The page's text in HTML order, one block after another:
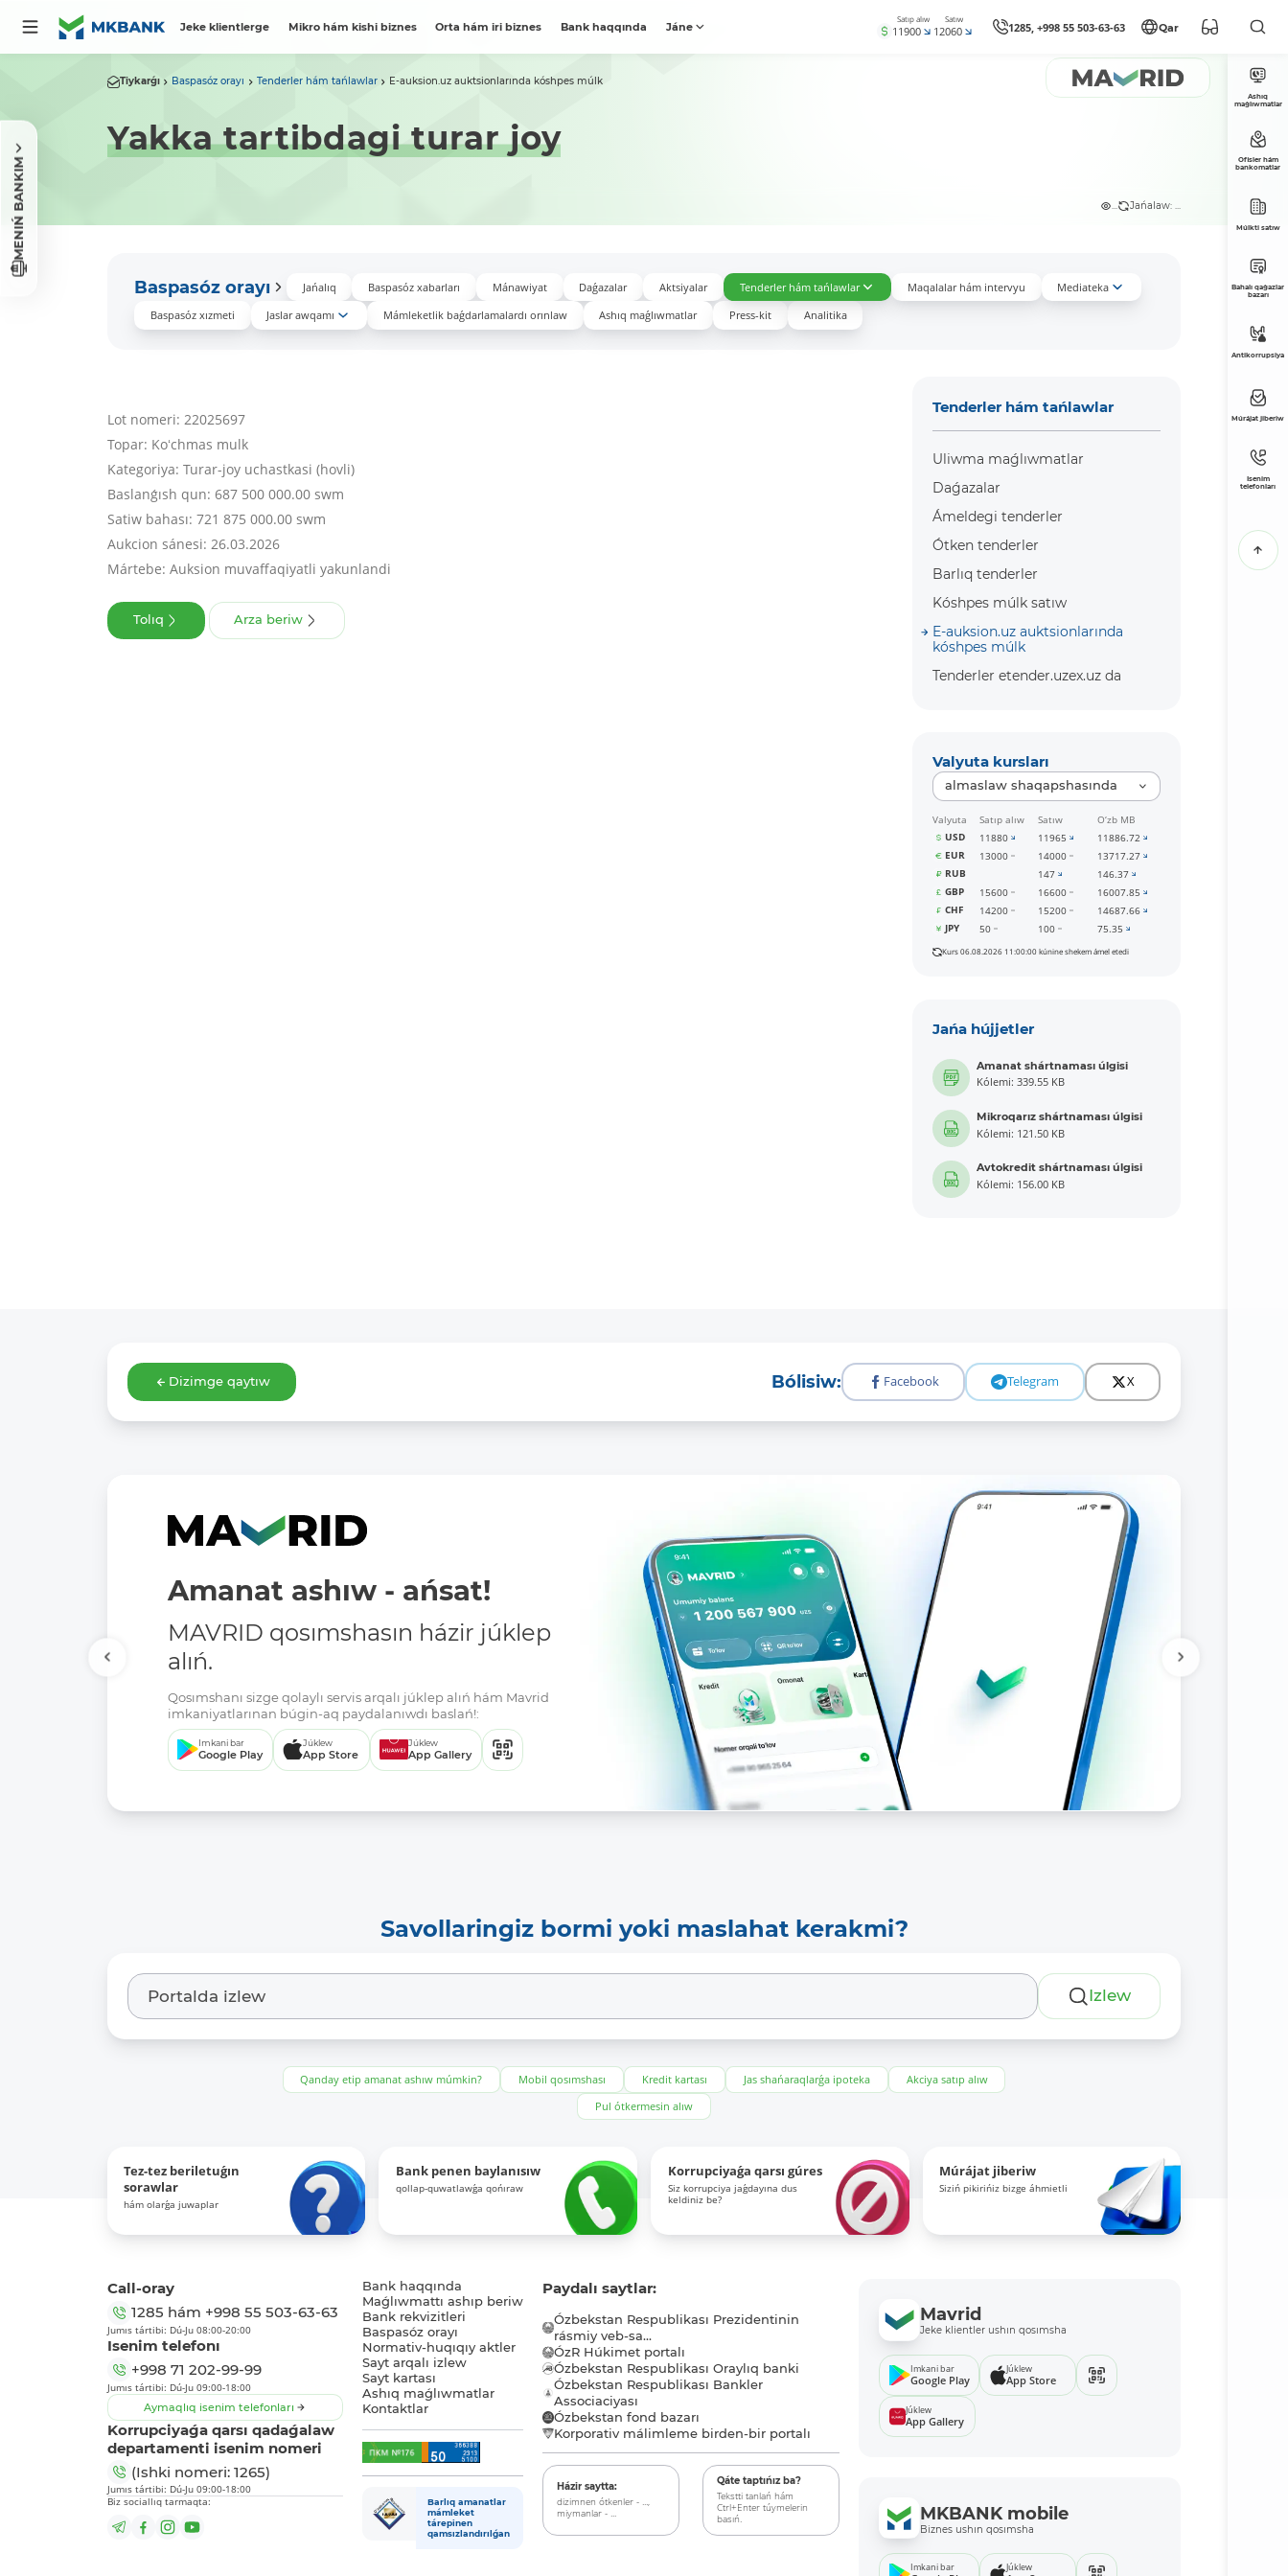
Jeke klientlerge Mikro hám kishi biznes Orta hám iri biznes Bank haqqında Jáne
Satıp alıw
11900
Satıw
12060 1285, +998 55 503-63-63 Qar
MENIŃ BANKIM
Tiykarǵı Baspasóz orayı Tenderler hám tańlawlar E-auksion.uz auktsionlarında kóshpes múlk
Yakka tartibdagi turar joy
... Jańalaw: ...
Baspasóz orayı Jańalıq Baspasóz xabarları Mánawiyat Daǵazalar Aktsiyalar Tenderler hám tańlawlar Maqalalar hám intervyu
Mediateka
Baspasóz xızmeti
Jaslar awqamı Mámleketlik baǵdarlamalardı orınlaw Ashıq maǵlıwmatlar Press-kit Analitika
Lot nomeri: 22025697
Topar: Koʻchmas mulk
Kategoriya: Turar-joy uchastkasi (hovli)
Baslanǵısh qun: 687 500 000.00 swm
Satiw bahası: 721 875 000.00 swm
Aukcion sánesi: 26.03.2026
Mártebe: Auksion muvaffaqiyatli yakunlandi
Tolıq Arza beriw
Tenderler hám tańlawlar
Uliwma maǵlıwmatlar
Daǵazalar
Ámeldegi tenderler
Ótken tenderler
Barlıq tenderler
Kóshpes múlk satıw
E-auksion.uz auktsionlarında
kóshpes múlk
Tenderler etender.uzex.uz da
Valyuta kursları
almaslaw shaqapshasında
Valyuta Satıp alıw Satıw
O‘zb MB
USD
11880 11965
11886.72
EUR
13000 14000
13717.27
RUB
147
146.37
GBP
15600 16600
16007.85
CHF
14200 15200
14687.66
JPY
50 100 75.35
Kurs 06.08.2026 11:00:00 kúnine shekem ámel etedi
Jańa hújjetler
Amanat shártnaması úlgisi
Kólemi: 339.55 KB
Mikroqarız shártnaması úlgisi
Kólemi: 121.50 KB
Avtokredit shártnaması úlgisi
Kólemi: 156.00 KB
Dizimge qaytıw Bólisiw: Facebook Telegram X
Amanat ashıw - ańsat!
MAVRID qosımshasın házir júklep
alıń.
Qosımshanı sizge qolaylı servis arqalı júklep alıń hám Mavrid
imkaniyatlarınan búgin-aq paydalanıwdı baslań!:
Imkani bar
Google Play
Júklew
App Store
Júklew
App Gallery
Savollaringiz bormi yoki maslahat kerakmi?
Izlew
Qanday etip amanat ashıw múmkin? Mobil qosımshası Kredit kartası Jas shańaraqlarǵa ipoteka
Akciya satıp alıw
Pul ótkermesin alıw
Tez-tez beriletuǵın
sorawlar
hám olarǵa juwaplar
Bank penen baylanısıw
qollap-quwatlawǵa qońıraw
Korrupciyaǵa qarsı gúres
Siz korrupciya jaǵdayına dus
keldiniz be?
Múrájat jiberiw
Siziń pikirińiz bizge áhmietli
Ashıq
maǵlıwmatlar
Ofisler hám
bankomatlar
Múlkti satıw
Bahalı qaǵazlar
bazarı
Antikorrupsiya
Múrájat jiberiw
Isenim
telefonları
Call-oray
1285 hám +998 55 503-63-63
Jumıs tártibi: Dú-Ju 08:00-20:00
Isenim telefonı
+998 71 202-99-99
Jumıs tártibi: Dú-Ju 09:00-18:00
Aymaqlıq isenim telefonları
Korrupciyaǵa qarsı qadaǵalaw
departamenti isenim nomeri
(Ishki nomeri: 1265)
Jumıs tártibi: Dú-Ju 09:00-18:00
Biz sociallıq tarmaqta:
Bank haqqında
Maǵlıwmattı ashıp beriw
Bank rekvizitleri
Baspasóz orayı
Normativ-huqıqıy aktler
Sayt arqalı izlew
Sayt kartası
Ashıq maǵlıwmatlar
Kontaktlar
Barlıq amanatlar
mámleket
tárepinen
qamsızlandırılǵan
Paydalı saytlar:
Ózbekstan Respublikası Prezidentinin
rásmiy veb-sa...
ÓzR Húkimet portalı
Ózbekstan Respublikası Oraylıq banki
Ózbekstan Respublikası Bankler
Associaciyası
Ózbekstan fond bazarı
Korporativ málimleme birden-bir portalı
Házir saytta:
dizimnen ótkenler - ...,
miymanlar - ...
Qáte taptıńız ba?
Tekstti tanlań hám
Ctrl+Enter túymelerin
basıń.
Mavrid
Jeke klientler ushın qosımsha
Imkani bar
Google Play
Júklew
App Store
Júklew
App Gallery
MKBANK mobile
Biznes ushın qosımsha
Imkani bar Júklew